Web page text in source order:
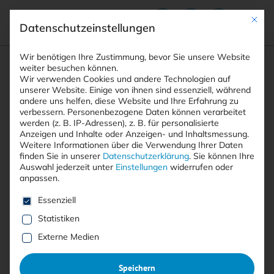
Suchfeld
Suchen
Breadcrumb-Navigation
STARTSEITE
ARTIKEL
DDOS-ATTACKEN: ANZAHL DRASTISCH …
Inhaltsverzeichnis
Free
DDoS-Attacken: Anzahl
Mit
Datenschutzeinstellungen
Wir benötigen Ihre Zustimmung, bevor Sie unsere Website
weiter besuchen können.
Wir verwenden Cookies und andere Technologien auf
unserer Website. Einige von ihnen sind essenziell, während
andere uns helfen, diese Website und Ihre Erfahrung zu
verbessern. Personenbezogene Daten können verarbeitet
werden (z. B. IP-Adressen), z. B. für personalisierte
Anzeigen und Inhalte oder Anzeigen- und Inhaltsmessung.
Weitere Informationen über die Verwendung Ihrer Daten
finden Sie in unserer Datenschutzerklärung. Sie können Ihre
Auswahl jederzeit unter Einstellungen widerrufen oder
anpassen.
Es folgt eine Liste der Service-Gruppen, für die eine
Essenziell
Statistiken
Externe Medien
Speichern